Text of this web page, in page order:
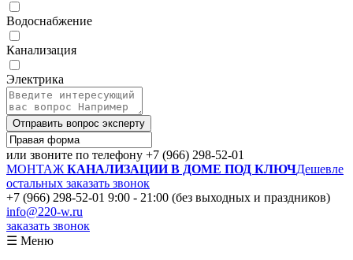
Водоснабжение
Канализация
Электрика
Отправить вопрос эксперту
или звоните по телефону +7 (966) 298-52-01
МОНТАЖ КАНАЛИЗАЦИИ В ДОМЕ ПОД КЛЮЧДешевле
остальных заказать звонок
+7 (966) 298-52-01 9:00 - 21:00 (без выходных и праздников)
info@220-w.ru
заказать звонок
☰ Меню